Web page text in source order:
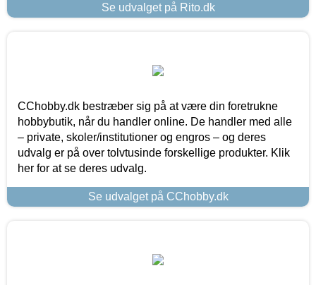
Se udvalget på Rito.dk
CChobby.dk bestræber sig på at være din foretrukne
hobbybutik, når du handler online. De handler med alle
– private, skoler/institutioner og engros – og deres
udvalg er på over tolvtusinde forskellige produkter. Klik
her for at se deres udvalg.
Se udvalget på CChobby.dk